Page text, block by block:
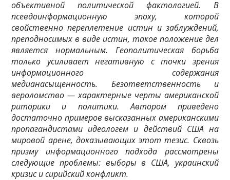
объективной поли­тической фактологией. В
псевдоинформационную эпоху, которой
свойственно переплетение истин и за­блуждений,
преподносимых в виде истин, такое положение дел
является нормальным. Геополитическая борьба
только усиливает негативную с точки зрения
информационного содержания
медианасыщенность. Безответственность и
вероломство — характерные черты американской
риторики и политики. Автором при­ведено
достаточно примеров высказанных американскими
пропагандистами идеологем и действий США на
мировой арене, доказывающих этот тезис. Сквозь
призму информационного подхода рассмотрены
следу­ющие проблемы: выборы в США, украинский
кризис и сирийский конфликт.